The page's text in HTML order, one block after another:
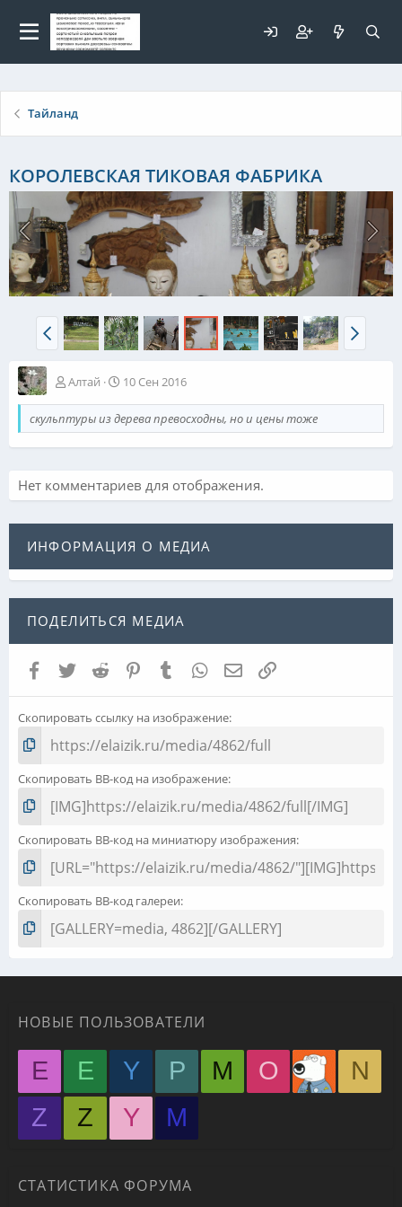
Тайланд
КОРОЛЕВСКАЯ ТИКОВАЯ ФАБРИКА
Алтай 10 Сен 2016
скульптуры из дерева превосходны, но и цены тоже
Нет комментариев для отображения.
ИНФОРМАЦИЯ О МЕДИА
ПОДЕЛИТЬСЯ МЕДИА
Facebook
TwitterReddit PinterestTumblrWhatsAppЭлектронная почта
Ссылка
Скопировать ссылку на изображение
Скопировать BB-код на изображение
Скопировать BB-код на миниатюру изображения
Скопировать BB-код галереи
НОВЫЕ ПОЛЬЗОВАТЕЛИ
E E Y P M O
N
Z
Z Y М
СТАТИСТИКА ФОРУМА
Для любых предложений по
сайту: elaizik@cp9.ru